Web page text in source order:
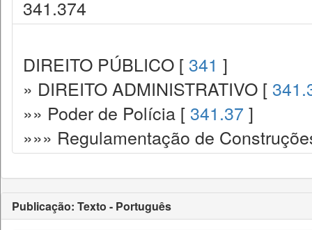
341.374
DIREITO PÚBLICO [ 341 ]
» DIREITO ADMINISTRATIVO [
»» Poder de Polícia [ 341.37 ]
»»» Regulamentação de
Publicação: Texto - Português